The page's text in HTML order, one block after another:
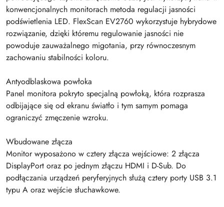
konwencjonalnych monitorach metoda regulacji jasności
podświetlenia LED. FlexScan EV2760 wykorzystuje hybrydowe
rozwiązanie, dzięki któremu regulowanie jasności nie
powoduje zauważalnego migotania, przy równoczesnym
zachowaniu stabilności koloru.
Antyodblaskowa powłoka
Panel monitora pokryto specjalną powłoką, która rozprasza
odbijające się od ekranu światło i tym samym pomaga
ograniczyć zmęczenie wzroku.
Wbudowane złącza
Monitor wyposażono w cztery złącza wejściowe: 2 złącza
DisplayPort oraz po jednym złączu HDMI i D-Sub. Do
podłączania urządzeń peryferyjnych służą cztery porty USB 3.1
typu A oraz wejście słuchawkowe.